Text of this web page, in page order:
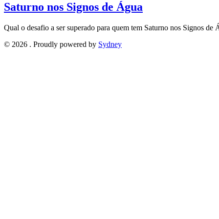
Saturno nos Signos de Água
Qual o desafio a ser superado para quem tem Saturno nos Signos de
© 2026 . Proudly powered by Sydney